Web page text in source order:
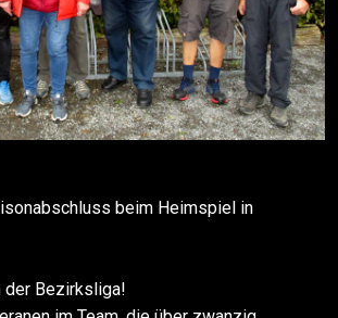
beim Heimspiel in
Bezirksliga!